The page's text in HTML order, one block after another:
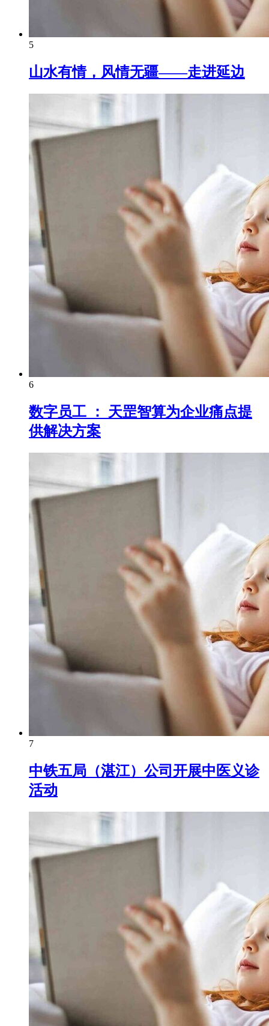
5
山水有情，风情无疆——走进延边
6
数字员工 ： 天罡智算为企业痛点提
供解决方案
7
中铁五局（湛江）公司开展中医义诊
活动